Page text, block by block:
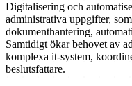
Digitalisering och
administrativa uppgifter,
dokumenthantering,
Samtidigt ökar behovet av
komplexa it-system,
beslutsfattare.